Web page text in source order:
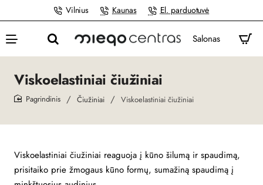
Vilnius Kaunas El. parduotuvė
Salonas
Viskoelastiniai čiužiniai
Čiužiniai Viskoelastiniai čiužiniai
Viskoelastiniai čiužiniai reaguoja į kūno šilumą ir spaudimą,
prisitaiko prie žmogaus kūno formų, sumažiną spaudimą į